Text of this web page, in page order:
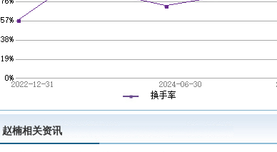
赵楠相关资讯